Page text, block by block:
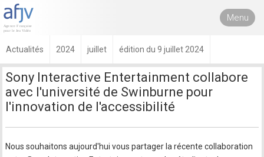
Menu
Actualités 2024 juillet édition du 9 juillet 2024
Sony Interactive Entertainment collabore
avec l'université de Swinburne pour
l'innovation de l'accessibilité
Nous souhaitons aujourd'hui vous partager la récente collaboration